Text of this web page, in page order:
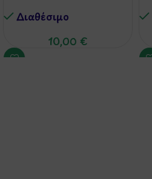
Διαθέσιμo
10,00 €